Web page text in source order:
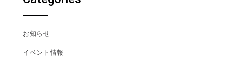
お知らせ
イベント情報